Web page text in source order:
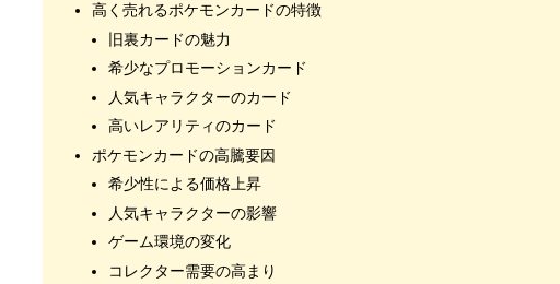
高く売れるポケモンカードの特徴
旧裏カードの魅力
希少なプロモーションカード
人気キャラクターのカード
高いレアリティのカード
ポケモンカードの高騰要因
希少性による価格上昇
人気キャラクターの影響
ゲーム環境の変化
コレクター需要の高まり